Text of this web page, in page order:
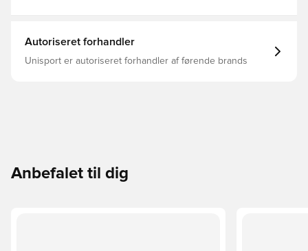
Autoriseret forhandler
Unisport er autoriseret forhandler af førende brands
Anbefalet til dig